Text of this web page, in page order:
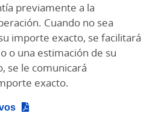
previamente a la
Cuando no sea
importe exacto, se facilitará
o una estimación de su
se le comunicará
exacto.